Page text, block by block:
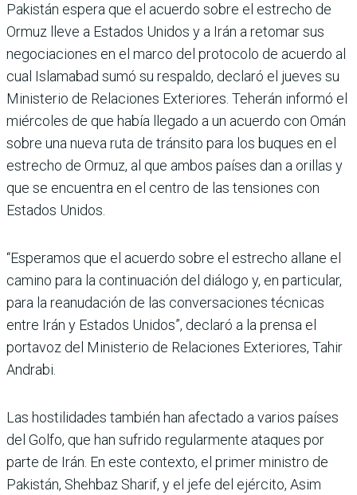
Pakistán espera que el acuerdo sobre el estrecho de
Ormuz lleve a Estados Unidos y a Irán a retomar sus
negociaciones en el marco del protocolo de acuerdo al
cual Islamabad sumó su respaldo, declaró el jueves su
Ministerio de Relaciones Exteriores. Teherán informó el
miércoles de que había llegado a un acuerdo con Omán
sobre una nueva ruta de tránsito para los buques en el
estrecho de Ormuz, al que ambos países dan a orillas y
que se encuentra en el centro de las tensiones con
Estados Unidos.
“Esperamos que el acuerdo sobre el estrecho allane el
camino para la continuación del diálogo y, en particular,
para la reanudación de las conversaciones técnicas
entre Irán y Estados Unidos”, declaró a la prensa el
portavoz del Ministerio de Relaciones Exteriores, Tahir
Andrabi.
Las hostilidades también han afectado a varios países
del Golfo, que han sufrido regularmente ataques por
parte de Irán. En este contexto, el primer ministro de
Pakistán, Shehbaz Sharif, y el jefe del ejército, Asim